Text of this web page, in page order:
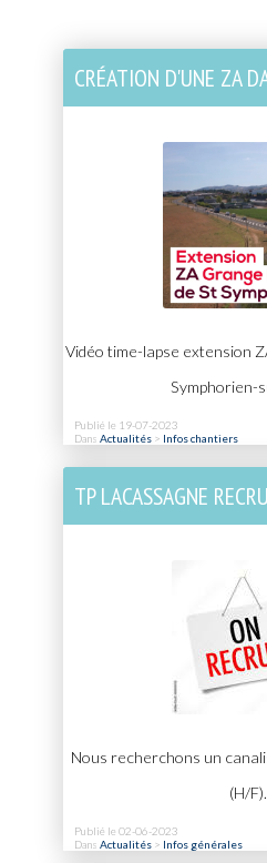
CRÉATION D'UNE ZA
Vidéo time-lapse extension
Symphorien-
Publié le 19-07-2023
Dans Actualités> Infos chantiers
TP LACASSAGNE
Nous recherchons un
(H/F).
Publié le 02-06-2023
Dans Actualités> Infos générales